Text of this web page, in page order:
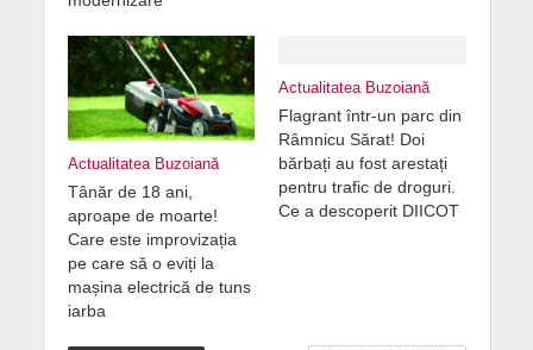
Actualitatea Buzoiană
Tânăr de 18 ani,
aproape de moarte!
Care este improvizația
pe care să o eviți la
mașina electrică de tuns
iarba
Actualitatea Buzoiană
Flagrant într-un parc din
Râmnicu Sărat! Doi
bărbați au fost arestați
pentru trafic de droguri.
Ce a descoperit DIICOT